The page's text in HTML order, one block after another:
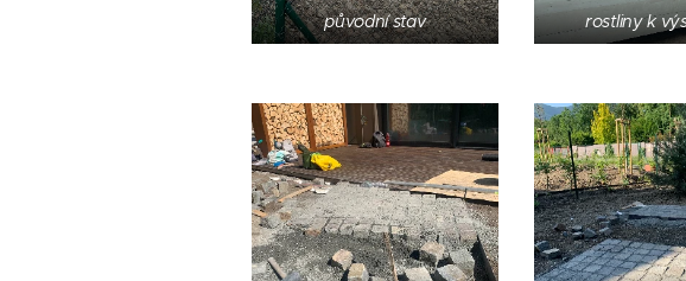
původní stav rostliny k